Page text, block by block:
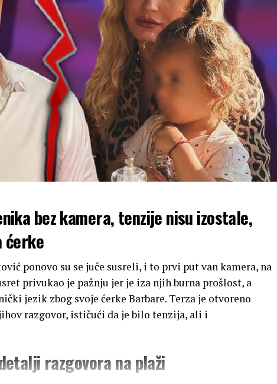
bez kamera, tenzije nisu izostale,
ćerke
ponovo su se juče susreli, i to prvi put van kamera, na
privukao je pažnju jer je iza njih burna prošlost, a
jezik zbog svoje ćerke Barbare. Terza je otvoreno
razgovor, ističući da je bilo tenzija, ali i
razgovora na plaži